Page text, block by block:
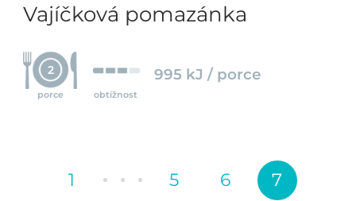
Vajíčková pomazánka
2
porce obtížnost
995 kJ / porce
1 5 6 7